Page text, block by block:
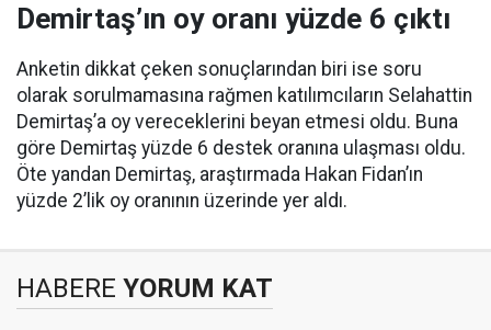
Demirtaş’ın oy oranı yüzde 6 çıktı
Anketin dikkat çeken sonuçlarından biri ise soru
olarak sorulmamasına rağmen katılımcıların Selahattin
Demirtaş’a oy vereceklerini beyan etmesi oldu. Buna
göre Demirtaş yüzde 6 destek oranına ulaşması oldu.
Öte yandan Demirtaş, araştırmada Hakan Fidan’ın
yüzde 2’lik oy oranının üzerinde yer aldı.
HABERE YORUM KAT